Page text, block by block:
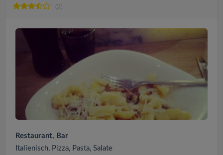
(2)
Restaurant, Bar
Italienisch, Pizza, Pasta, Salate